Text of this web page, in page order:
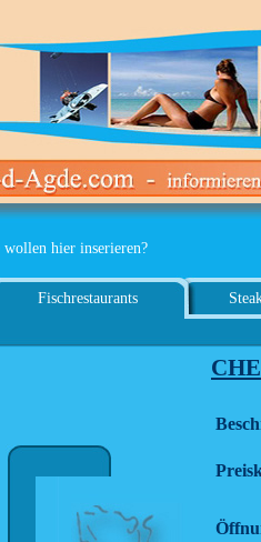
wollen hier inserieren?
Fischrestaurants